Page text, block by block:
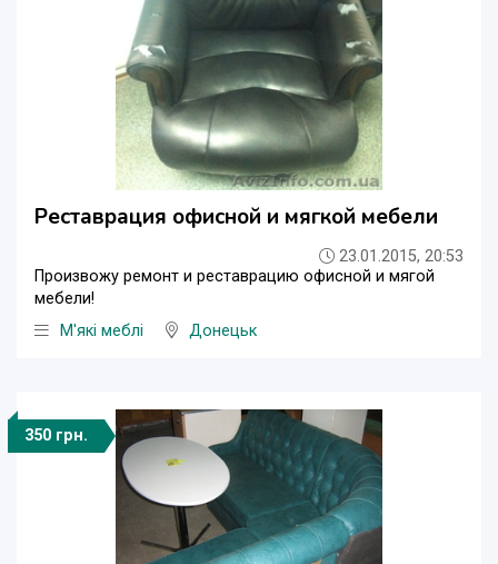
Реставрация офисной и мягкой мебели
23.01.2015, 20:53
Произвожу ремонт и реставрацию офисной и мягой
мебели!
М'які меблі
Донецьк
350 грн.